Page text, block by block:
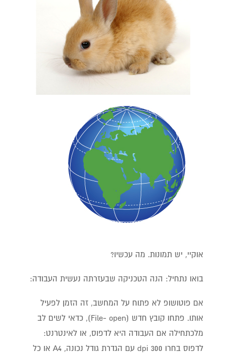
אוקיי, יש תמונות. מה עכשיו?
בואו נתחיל: הנה הטכניקה שבעזרתה נעשית העבודה:
אם פוטושופ לא פתוח על המחשב, זה הזמן לפעיל
אותו. פתחו קובץ חדש (File- open), כדאי לשים לב
מלכתחילה אם העבודה היא לדפוס, או לאינטרנט:
לדפוס בחרו 300 dpi עם הגדרת גודל נכונה, A4 או כל